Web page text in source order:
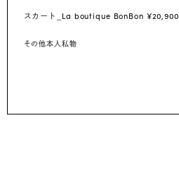
スカート_ La boutique BonBon ¥20,900
その他本人私物